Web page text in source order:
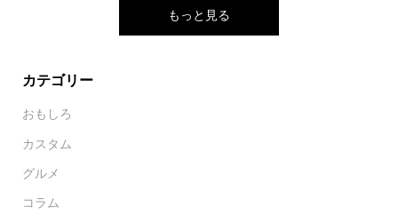
もっと見る
カテゴリー
おもしろ
カスタム
グルメ
コラム